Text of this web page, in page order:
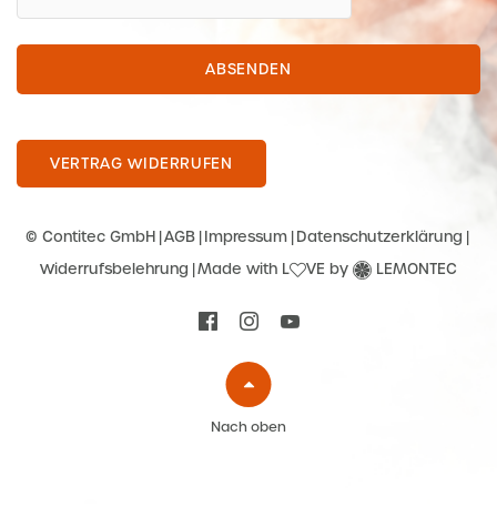
ABSENDEN
VERTRAG WIDERRUFEN
© Contitec GmbH AGB Impressum Datenschutzerklärung
Widerrufsbelehrung Made with L VE by LEMONTEC
Nach oben